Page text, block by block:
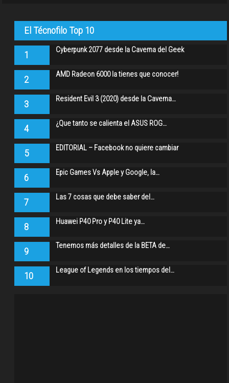
El Técnofilo Top 10
1 Cyberpunk 2077 desde la Caverna del Geek
2 AMD Radeon 6000 la tienes que conocer!
3 Resident Evil 3 (2020) desde la Caverna…
4 ¿Que tanto se calienta el ASUS ROG…
5 EDITORIAL – Facebook no quiere cambiar
6 Epic Games Vs Apple y Google, la…
7 Las 7 cosas que debe saber del…
8 Huawei P40 Pro y P40 Lite ya…
9 Tenemos más detalles de la BETA de…
10 League of Legends en los tiempos del…